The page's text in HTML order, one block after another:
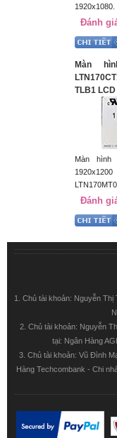
Đánh
Màn
TLB1 LCD
Màn hình
Đánh
1. Chủ tài khoản: Nguyễn
2. Chủ tài khoản: Nguyễn
tại: Ngân Hàng
3. Chủ tài khoản: Vũ Đình
Hàng Techcombank - Chi